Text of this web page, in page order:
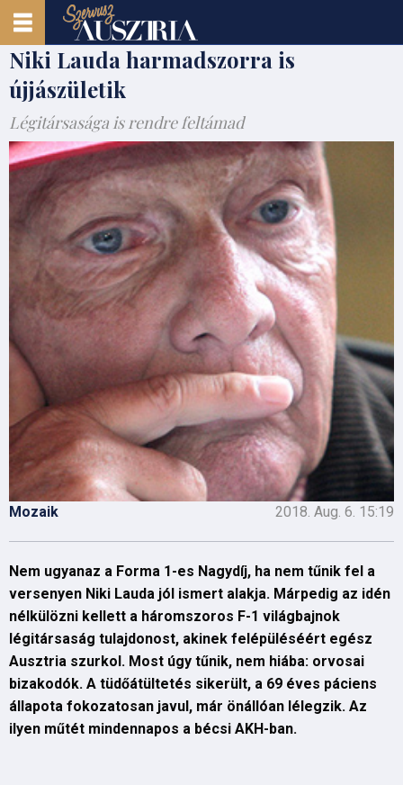
Niki Lauda harmadszorra is
újjászületik
Légitársasága is rendre feltámad
Mozaik 2018. Aug. 6. 15:19
Nem ugyanaz a Forma 1-es Nagydíj, ha nem tűnik fel a
versenyen Niki Lauda jól ismert alakja. Márpedig az idén
nélkülözni kellett a háromszoros F-1 világbajnok
légitársaság tulajdonost, akinek felépüléséért egész
Ausztria szurkol. Most úgy tűnik, nem hiába: orvosai
bizakodók. A tüdőátültetés sikerült, a 69 éves páciens
állapota fokozatosan javul, már önállóan lélegzik. Az
ilyen műtét mindennapos a bécsi AKH-ban.